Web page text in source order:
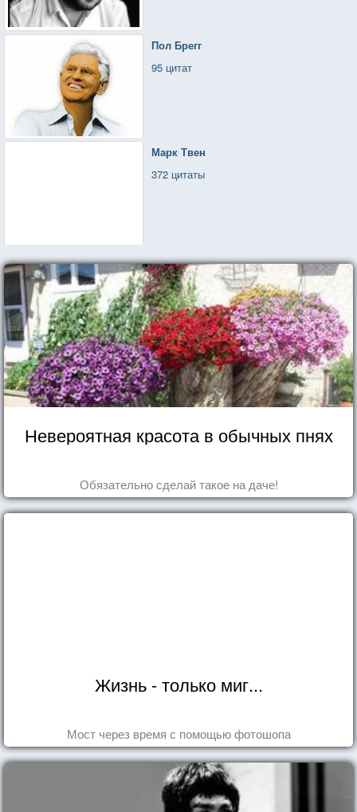
Пол Брегг
95 цитат
Марк Твен
372 цитаты
Невероятная красота в обычных пнях
Обязательно сделай такое на даче!
Жизнь - только миг...
Мост через время с помощью фотошопа